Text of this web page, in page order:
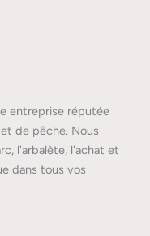
entreprise réputée
de pêche. Nous
l'arbalète, l'achat et
dans tous vos